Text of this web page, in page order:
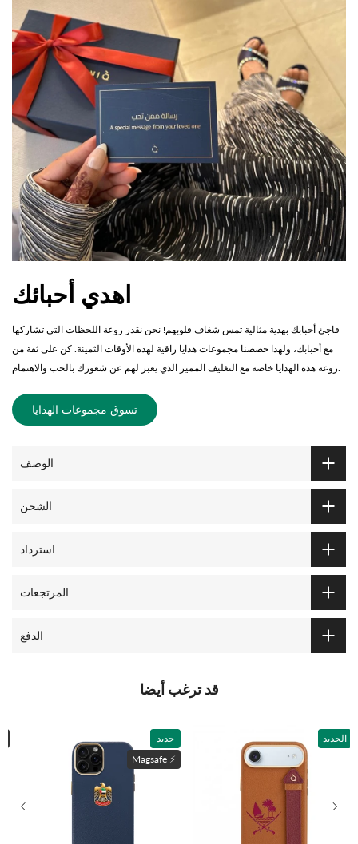
اهدي أحبائك
فاجئ أحبابك بهدية مثالية تمس شغاف قلوبهم! نحن نقدر روعة اللحظات التي تشاركها
مع أحبابك، ولهذا خصصنا مجموعات هدايا راقية لهذه الأوقات الثمينة. كن على ثقة من
تسوق مجموعات الهدايا
الوصف
الشحن
استرداد
المرتجعات
الدفع
قد ترغب أيضا
جديد
Magsafe ⚡️
الجديد